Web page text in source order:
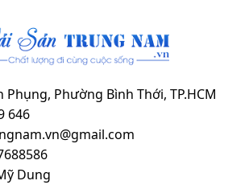
Phường Bình Thới, TP.HCM
646
Dung